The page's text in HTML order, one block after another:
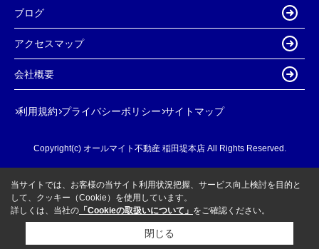
ブログ
アクセスマップ
会社概要
利用規約 プライバシーポリシー サイトマップ
Copyright(c) オールマイト不動産 稲田堤本店 All Rights Reserved.
当サイトでは、お客様の当サイト利用状況把握、サービス向上検討を目的と
して、クッキー（Cookie）を使用しています。
詳しくは、当社の 「Cookieの取扱いについて」 をご確認ください。
閉じる